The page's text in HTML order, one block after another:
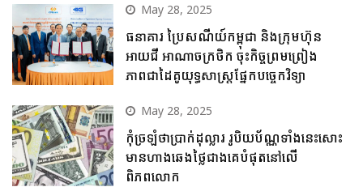
May 28, 2025
ធនាគារ ប្រៃសណីយ៍កម្ពុជា និងក្រុមហ៊ុន
អាយជី អាណាចក្រថិក ចុះកិច្ចព្រមព្រៀង
ភាពជាដៃគូយុទ្ធសាស្ត្រផ្នែកបច្ចេកវិទ្យា
May 28, 2025
កុំច្រឡំថាប្រាក់ដុល្លារ រូបិយប័ណ្ណទាំងនេះសោះ
មានហាងឆេងថ្លៃជាងគេបំផុតនៅលើ
ពិភពលោក